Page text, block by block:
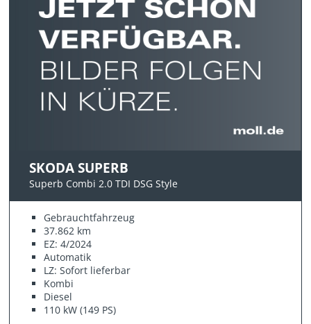
SKODA SUPERB
Superb Combi 2.0 TDI DSG Style
Gebrauchtfahrzeug
37.862 km
EZ: 4/2024
Automatik
LZ: Sofort lieferbar
Kombi
Diesel
110 kW (149 PS)